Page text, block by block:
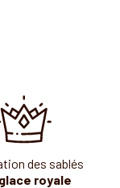
des sablés
royale